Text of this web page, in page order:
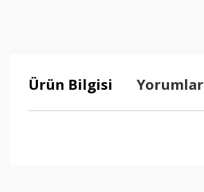
Ürün Bilgisi Yorumlar